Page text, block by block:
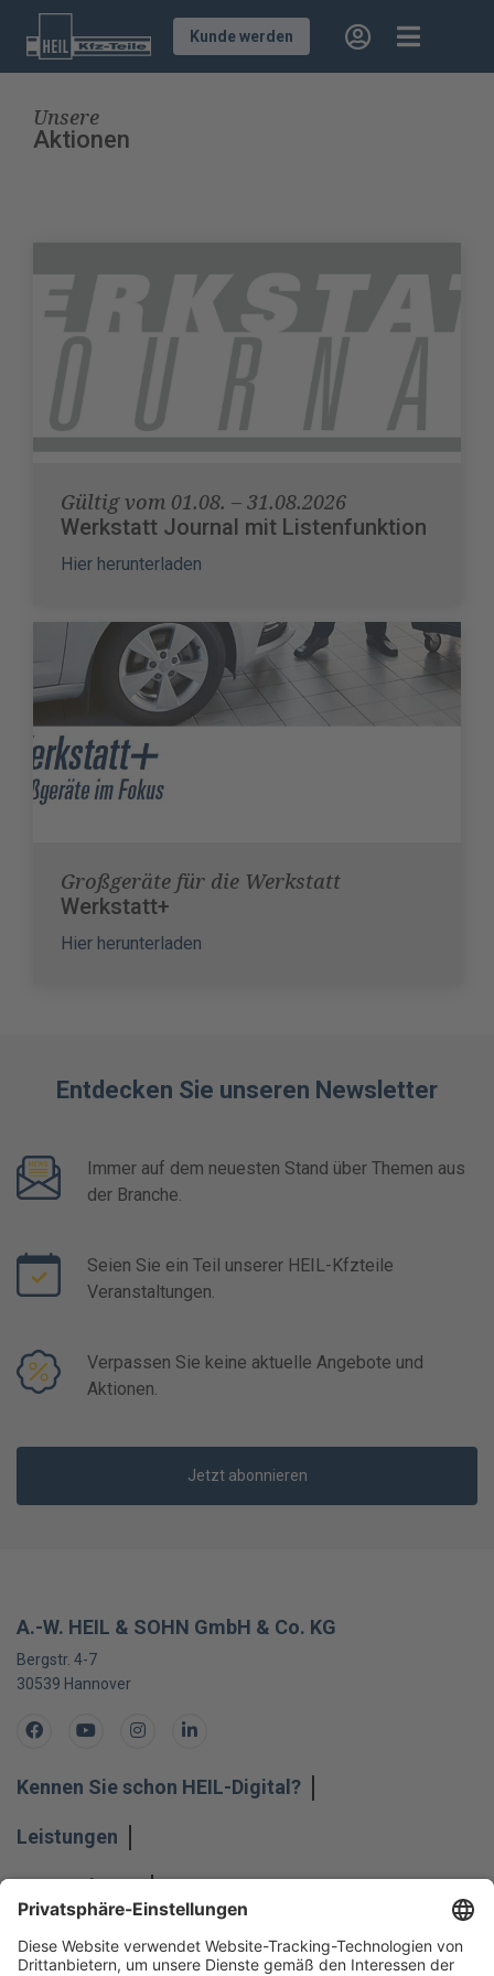
Kunde werden
Unsere
Aktionen
Gültig vom 01.08. – 31.08.2026
Werkstatt Journal mit Listenfunktion
Hier herunterladen
Großgeräte für die Werkstatt
Werkstatt+
Hier herunterladen
Entdecken Sie unseren Newsletter
Immer auf dem neuesten Stand über Themen aus
der Branche.
Seien Sie ein Teil unserer HEIL-Kfzteile
Veranstaltungen.
Verpassen Sie keine aktuelle Angebote und
Aktionen.
Jetzt abonnieren
A.-W. HEIL & SOHN GmbH & Co. KG
Bergstr. 4-7
30539 Hannover
FacebookYoutubeInstagramLinkedIn
Kennen Sie schon HEIL-Digital?
Leistungen
Unternehmen